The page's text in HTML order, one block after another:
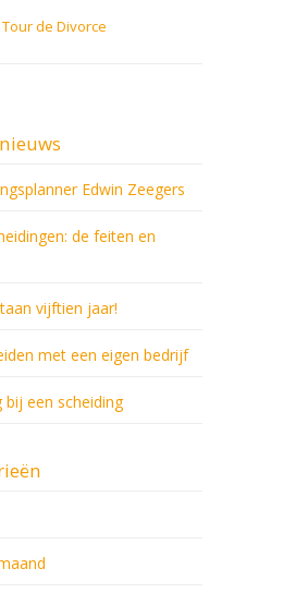
Tour de Divorce
Edwin Zeegers
de feiten en
vijftien jaar!
met een eigen bedrijf
bij een scheiding